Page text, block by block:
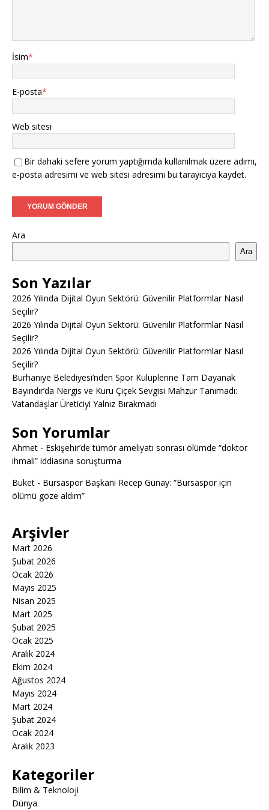
İsim*
E-posta*
Web sitesi
Bir dahaki sefere yorum yaptığımda kullanılmak üzere adımı,
e-posta adresimi ve web sitesi adresimi bu tarayıcıya kaydet.
Ara
Ara
Son Yazılar
2026 Yılında Dijital Oyun Sektörü: Güvenilir Platformlar Nasıl
Seçilir?
2026 Yılında Dijital Oyun Sektörü: Güvenilir Platformlar Nasıl
Seçilir?
2026 Yılında Dijital Oyun Sektörü: Güvenilir Platformlar Nasıl
Seçilir?
Burhaniye Belediyesi’nden Spor Kulüplerine Tam Dayanak
Bayındır’da Nergis ve Kuru Çiçek Sevgisi Mahzur Tanımadı:
Vatandaşlar Üreticiyi Yalnız Bırakmadı
Son Yorumlar
Ahmet - Eskişehir’de tümör ameliyatı sonrası ölümde “doktor
ihmali” iddiasına soruşturma
Buket - Bursaspor Başkanı Recep Günay: “Bursaspor için
ölümü göze aldım”
Arşivler
Mart 2026
Şubat 2026
Ocak 2026
Mayıs 2025
Nisan 2025
Mart 2025
Şubat 2025
Ocak 2025
Aralık 2024
Ekim 2024
Ağustos 2024
Mayıs 2024
Mart 2024
Şubat 2024
Ocak 2024
Aralık 2023
Kategoriler
Bilim & Teknoloji
Dünya